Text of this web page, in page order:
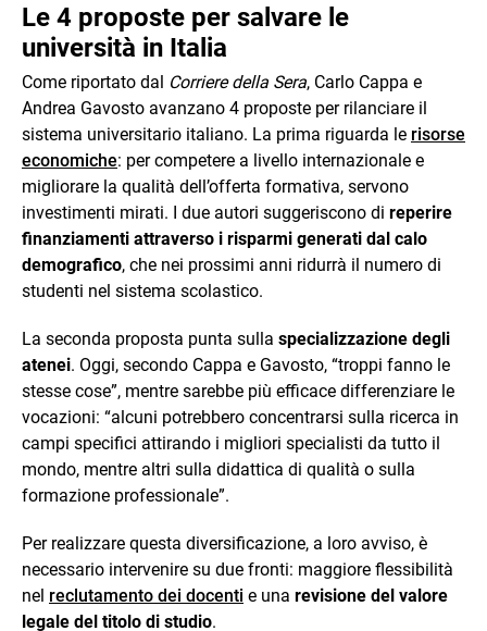
Le 4 proposte per salvare le
università in Italia
Come riportato dal Corriere della Sera, Carlo Cappa e
Andrea Gavosto avanzano 4 proposte per rilanciare il
sistema universitario italiano. La prima riguarda le risorse
economiche: per competere a livello internazionale e
migliorare la qualità dell’offerta formativa, servono
investimenti mirati. I due autori suggeriscono di reperire
finanziamenti attraverso i risparmi generati dal calo
demografico, che nei prossimi anni ridurrà il numero di
studenti nel sistema scolastico.
La seconda proposta punta sulla specializzazione degli
atenei. Oggi, secondo Cappa e Gavosto, “troppi fanno le
stesse cose”, mentre sarebbe più efficace differenziare le
vocazioni: “alcuni potrebbero concentrarsi sulla ricerca in
campi specifici attirando i migliori specialisti da tutto il
mondo, mentre altri sulla didattica di qualità o sulla
formazione professionale”.
Per realizzare questa diversificazione, a loro avviso, è
necessario intervenire su due fronti: maggiore flessibilità
nel reclutamento dei docenti e una revisione del valore
legale del titolo di studio.